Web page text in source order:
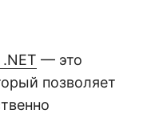
— это
позволяет